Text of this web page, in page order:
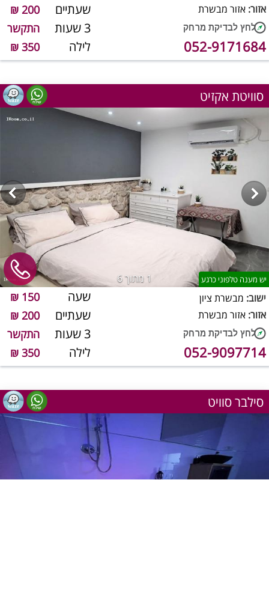
שעתיים 200 ₪
3 שעות התקשר
לילה 350 ₪
אזור: אזור מבשרת
052-9171684
סוויטת אקזיט
1 מתוך 6 יש מענה טלפוני כרגע
שעה 150 ₪
שעתיים 200 ₪
3 שעות התקשר
לילה 350 ₪
ישוב: מבשרת ציון
אזור: אזור מבשרת
052-9097714
סילבר סוויט